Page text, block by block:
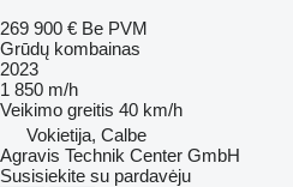
269 900 € Be PVM
Grūdų kombainas
2023
1 850 m/h
Veikimo greitis 40 km/h
Vokietija, Calbe
Agravis Technik Center GmbH
Susisiekite su pardavėju